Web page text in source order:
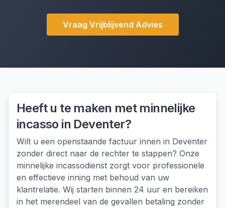
Vraag Vrijblijvend Advies
Heeft u te maken met minnelijke
incasso in Deventer?
Wilt u een openstaande factuur innen in Deventer
zonder direct naar de rechter te stappen? Onze
minnelijke incassodienst zorgt voor professionele
en effectieve inning met behoud van uw
klantrelatie. Wij starten binnen 24 uur en bereiken
in het merendeel van de gevallen betaling zonder